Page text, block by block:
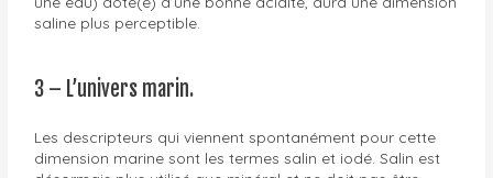
saline plus perceptible.
3 – L’univers marin.
Les descripteurs qui viennent spontanément pour cette
dimension marine sont les termes salin et iodé. Salin est